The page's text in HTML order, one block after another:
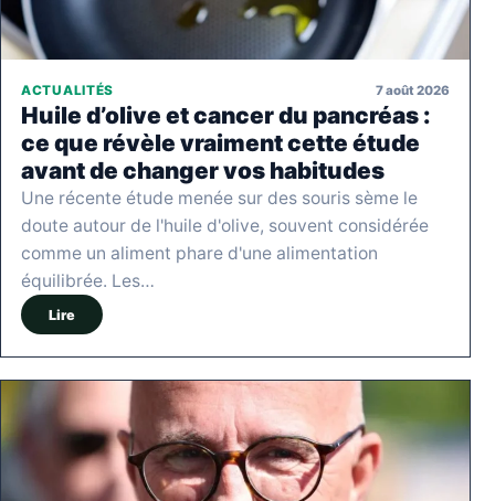
ACTUALITÉS 7 août 2026
Huile d’olive et cancer du pancréas :
ce que révèle vraiment cette étude
avant de changer vos habitudes
Une récente étude menée sur des souris sème le
doute autour de l'huile d'olive, souvent considérée
comme un aliment phare d'une alimentation
équilibrée. Les…
Lire